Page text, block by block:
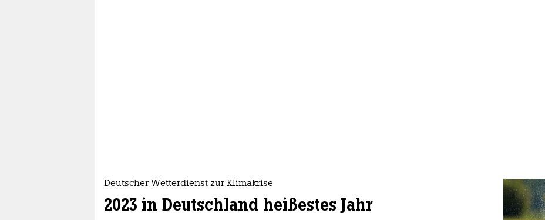
Deutscher Wetterdienst zur Klimakrise
2023 in Deutschland heißestes Jahr